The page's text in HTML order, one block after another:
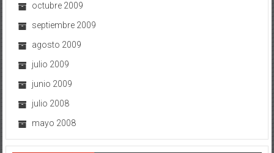
octubre 2009
septiembre 2009
agosto 2009
julio 2009
junio 2009
julio 2008
mayo 2008